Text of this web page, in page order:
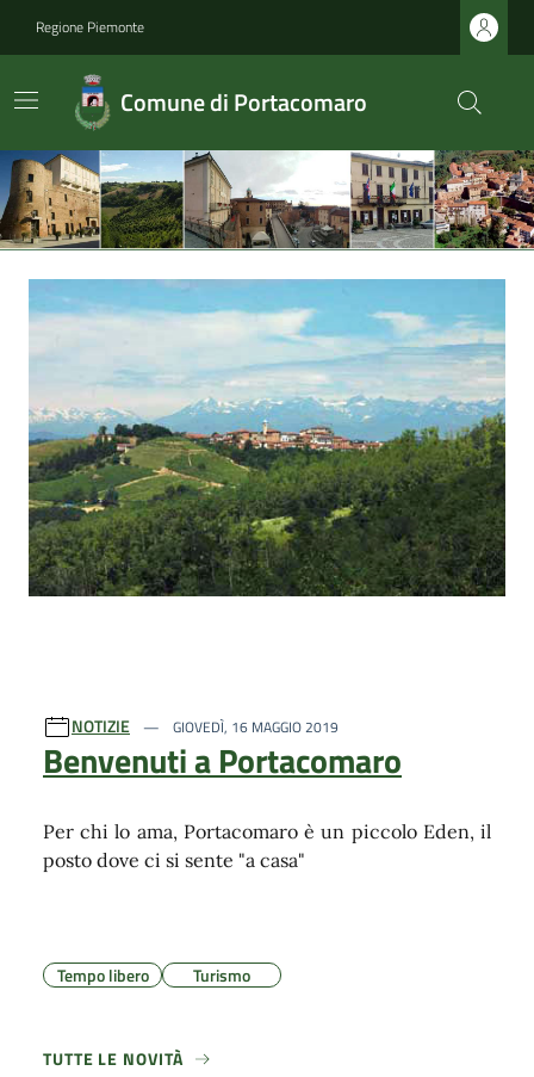
Regione Piemonte
Comune di Portacomaro
Ultime notizie
NOTIZIE GIOVEDÌ, 16 MAGGIO 2019
Benvenuti a Portacomaro
Per chi lo ama, Portacomaro è un piccolo Eden, il
posto dove ci si sente "a casa"
Tempo libero Turismo
TUTTE LE NOVITÀ